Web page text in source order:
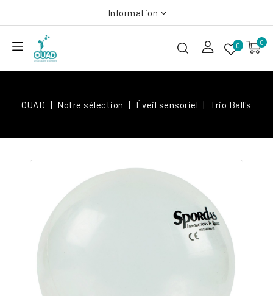
Information
0
0
OUAD Notre sélection Éveil sensoriel Trio Ball's